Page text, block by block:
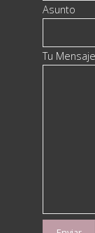
Asunto
Tu Mensaje